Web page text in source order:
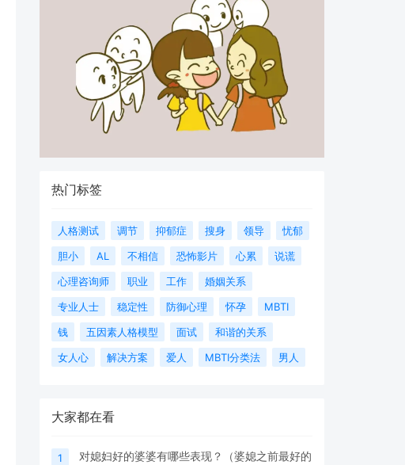
热门标签
人格测试 调节 抑郁症 搜身 领导
忧郁
胆小
AL 不相信 恐怖影片 心累
说谎
心理咨询师
职业 工作
婚姻关系
专业人士
稳定性 防御心理 怀孕
MBTI
钱
五因素人格模型 面试
和谐的关系
女人心
解决方案 爱人 MBTI分类法 男人
大家都在看
1
对媳妇好的婆婆有哪些表现？（婆媳之前最好的